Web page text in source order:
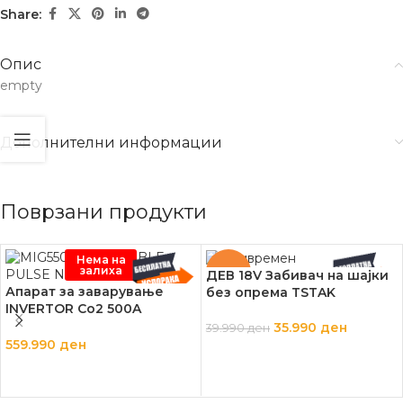
Share:
Опис
empty
Дополнителни информации
Поврзани продукти
Нема на
залиха
Апарат за заварување
INVERTOR Co2 500A
MIG/MAG SYNERGIC
559.990 ден
-10%
ДЕВ 18V Забивач на шајки
без опрема TSTAK
39.990ден 35.990 ден